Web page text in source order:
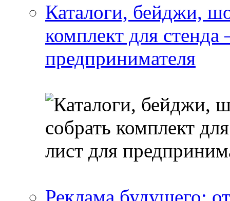
Каталоги, бейджи,
комплект для
предпринимателя
Реклама будущего: